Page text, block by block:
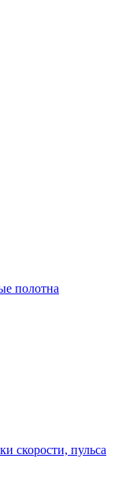
полотна
скорости, пульса